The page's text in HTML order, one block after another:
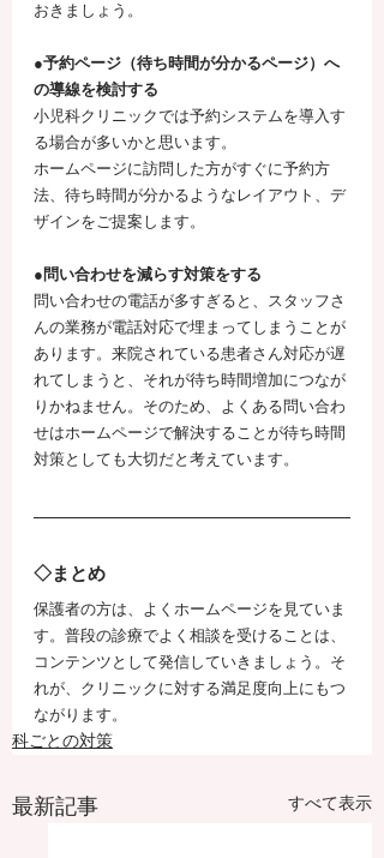
おきましょう。
●予約ページ（待ち時間が分かるページ）へ
の導線を検討する
小児科クリニックでは予約システムを導入す
る場合が多いかと思います。
ホームページに訪問した方がすぐに予約方
法、待ち時間が分かるようなレイアウト、デ
ザインをご提案します。
●問い合わせを減らす対策をする
問い合わせの電話が多すぎると、スタッフさ
んの業務が電話対応で埋まってしまうことが
あります。来院されている患者さん対応が遅
れてしまうと、それが待ち時間増加につなが
りかねません。そのため、よくある問い合わ
せはホームページで解決することが待ち時間
対策としても大切だと考えています。
◇まとめ
保護者の方は、よくホームページを見ていま
す。普段の診療でよく相談を受けることは、
コンテンツとして発信していきましょう。そ
れが、クリニックに対する満足度向上にもつ
ながります。
科ごとの対策
最新記事 すべて表示